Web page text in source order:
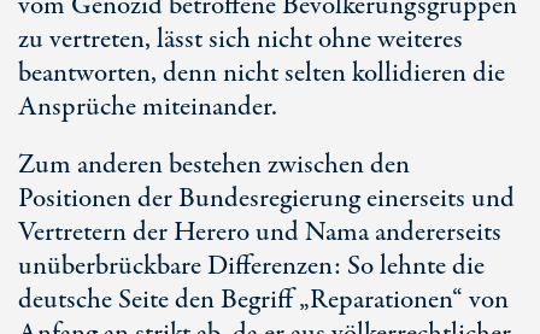
zu vertreten, lässt sich nicht ohne weiteres
beantworten, denn nicht selten kollidieren die
Ansprüche miteinander.
Zum anderen bestehen zwischen den
Positionen der Bundesregierung einerseits und
Vertretern der Herero und Nama andererseits
unüberbrückbare Differenzen: So lehnte die
deutsche Seite den Begriff „Reparationen“ von